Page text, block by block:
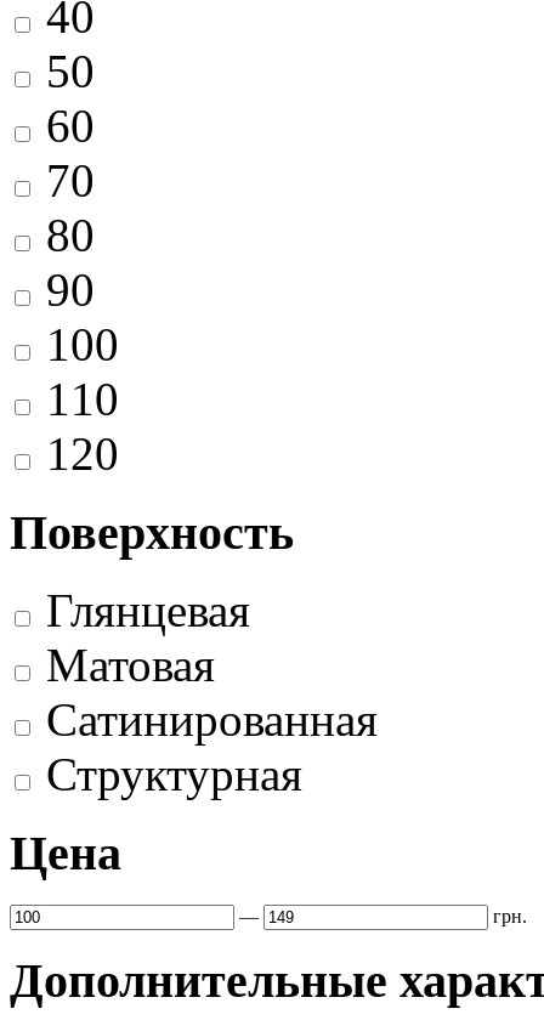
40
50
60
70
80
90
100
110
120
Поверхность
Глянцевая
Матовая
Сатинированная
Структурная
Цена
— грн.
Дополнительные